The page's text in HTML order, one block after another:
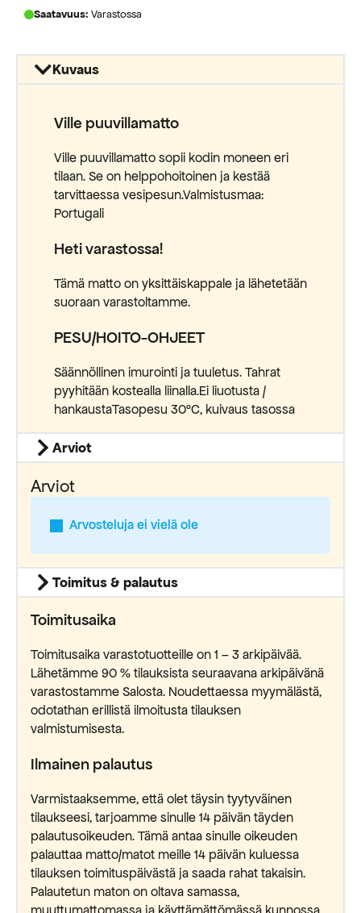
Saatavuus: Varastossa
Kuvaus
Ville puuvillamatto
Ville puuvillamatto sopii kodin moneen eri
tilaan. Se on helppohoitoinen ja kestää
tarvittaessa vesipesun.Valmistusmaa:
Portugali
Heti varastossa!
Tämä matto on yksittäiskappale ja lähetetään
suoraan varastoltamme.
PESU/HOITO-OHJEET
Säännöllinen imurointi ja tuuletus. Tahrat
pyyhitään kostealla liinalla.Ei liuotusta /
hankaustaTasopesu 30°C, kuivaus tasossa
Arviot
Arviot
Arvosteluja ei vielä ole
Toimitus & palautus
Toimitusaika
Toimitusaika varastotuotteille on 1 – 3 arkipäivää.
Lähetämme 90 % tilauksista seuraavana arkipäivänä
varastostamme Salosta. Noudettaessa myymälästä,
odotathan erillistä ilmoitusta tilauksen
valmistumisesta.
Ilmainen palautus
Varmistaaksemme, että olet täysin tyytyväinen
tilaukseesi, tarjoamme sinulle 14 päivän täyden
palautusoikeuden. Tämä antaa sinulle oikeuden
palauttaa matto/matot meille 14 päivän kuluessa
tilauksen toimituspäivästä ja saada rahat takaisin.
Palautetun maton on oltava samassa,